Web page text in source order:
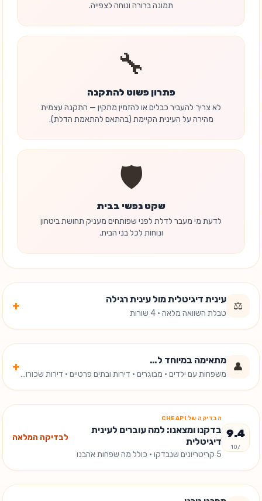
תמונה ברורה ונוחה לצפייה.
🔧
פתרון פשוט להתקנה
לא צריך להעביר כבלים או להזמין מתקין — התקנה עצמית
מהירה על העינית הקיימת (בהתאם להתאמת הדלת).
🛡️
שקט נפשי בבית
לדעת מי מעבר לדלת לפני שפותחים מעניק תחושת ביטחון
ונוחות לכל בני הבית.
⚖️
עינית דיגיטלית מול עינית רגילה
טבלת השוואה מלאה · 4 שורות
+
👤
מתאימה במיוחד ל…
משפחות עם ילדים · מבוגרים · דירות ובתים פרטיים · דירות שכורות · מקבלי משלוחים תכופים
+
9.4
/10
הבדיקה של CHEAPI
בדקנו ומצאנו: למה עוברים לעינית
דיגיטלית
5 קריטריונים שנבדקו · כולל מה שפחות אהבנו
לבדיקה המלאה